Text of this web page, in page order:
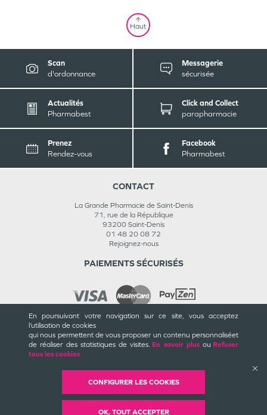
En poursuivant votre navigation sur ce site, vous acceptez
l’utilisation de cookies
qui nous permettent de vous proposer un contenu personnaliséet
de réaliser des statistiques de visites. En savoir plusou Refuser
tous les cookies
CONFIGURER LES COOKIES
OK, TOUT ACCEPTER
Haut
Scan
d'ordonnance
Messagerie
sécurisée
Actualités
Pharmabest
Click and Collect
parapharmacie
Prenez
Rendez-vous
Facebook
Pharmabest
CONTACT
La Grande Pharmacie de Saint-Denis
71, rue de la République
93200 Saint-Denis
01 48 20 08 72
Rejoignez-nous
CGU / CGV
Rappels de produits
Création2018-2026
PAIEMENTS SÉCURISÉS